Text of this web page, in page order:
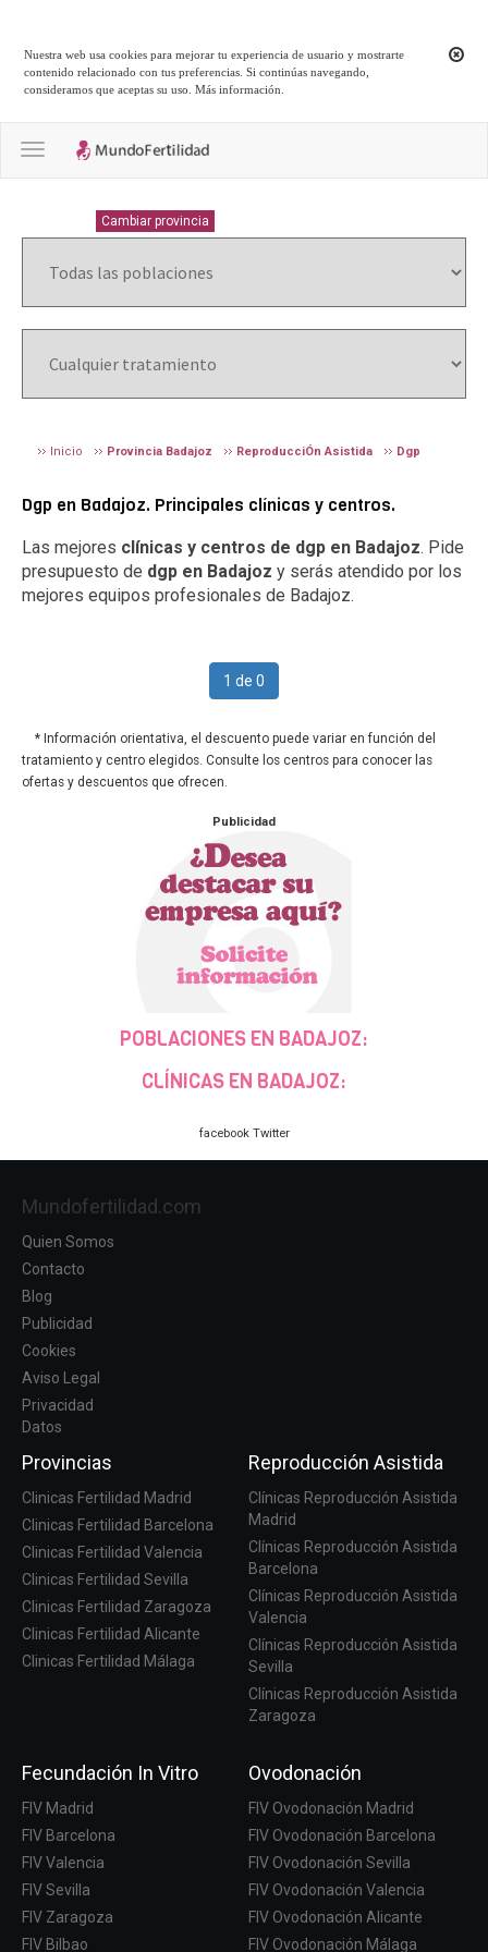
Nuestra web usa cookies para mejorar tu experiencia de usuario y mostrarte
contenido relacionado con tus preferencias. Si continúas navegando,
consideramos que aceptas su uso.Más información
Toggle navigation
Cambiar provincia
Inicio Provincia Badajoz ReproducciÓn Asistida Dgp
Dgp en Badajoz. Principales clínicas y centros.
Las mejores clínicas y centros de dgp en Badajoz. Pide
presupuesto de dgp en Badajoz y serás atendido por los
mejores equipos profesionales de Badajoz.
1 de 0
* Información orientativa, el descuento puede variar en función del
tratamiento y centro elegidos. Consulte los centros para conocer las
ofertas y descuentos que ofrecen.
Publicidad
POBLACIONES EN BADAJOZ:
CLÍNICAS EN BADAJOZ:
facebook Twitter
Mundofertilidad.com
Quien Somos
Contacto
Blog
Publicidad
Cookies
Aviso Legal
Privacidad
Datos
Provincias
Clinicas Fertilidad Madrid
Clinicas Fertilidad Barcelona
Clinicas Fertilidad Valencia
Clinicas Fertilidad Sevilla
Clinicas Fertilidad Zaragoza
Clinicas Fertilidad Alicante
Clinicas Fertilidad Málaga
Reproducción Asistida
Clínicas Reproducción Asistida
Madrid
Clínicas Reproducción Asistida
Barcelona
Clínicas Reproducción Asistida
Valencia
Clínicas Reproducción Asistida
Sevilla
Clínicas Reproducción Asistida
Zaragoza
Fecundación In Vitro
FIV Madrid
FIV Barcelona
FIV Valencia
FIV Sevilla
FIV Zaragoza
FIV Bilbao
Ovodonación
FIV Ovodonación Madrid
FIV Ovodonación Barcelona
FIV Ovodonación Sevilla
FIV Ovodonación Valencia
FIV Ovodonación Alicante
FIV Ovodonación Málaga